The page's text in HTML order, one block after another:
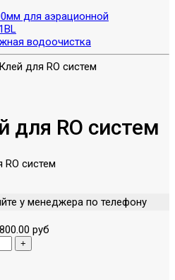
для аэрационной
водоочистка
для RO систем
систем
у менеджера по телефону
руб